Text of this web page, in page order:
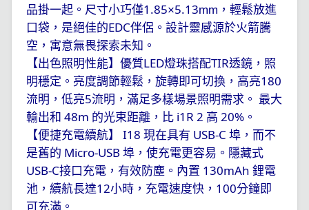
品掛一起。尺寸小巧僅1.85×5.13mm，輕鬆放進
口袋，是絕佳的EDC伴侶。設計靈感源於火箭騰
空，寓意無畏探索未知。
【出色照明性能】優質LED燈珠搭配TIR透鏡，照
明穩定。亮度調節輕鬆，旋轉即可切換，高亮180
流明，低亮5流明，滿足多樣場景照明需求。 最大
輸出和 48m 的光束距離，比 i1R 2 高 20% 。
【便捷充電續航】
I18現在具有 USB-C埠，而不
是舊的 Micro-USB埠，使充電更容易。 隱藏式
USB-C接口充電，有效防塵。內置 130mAh鋰電
池，續航長達12小時，充電速度快， 100分鐘即
可充滿。